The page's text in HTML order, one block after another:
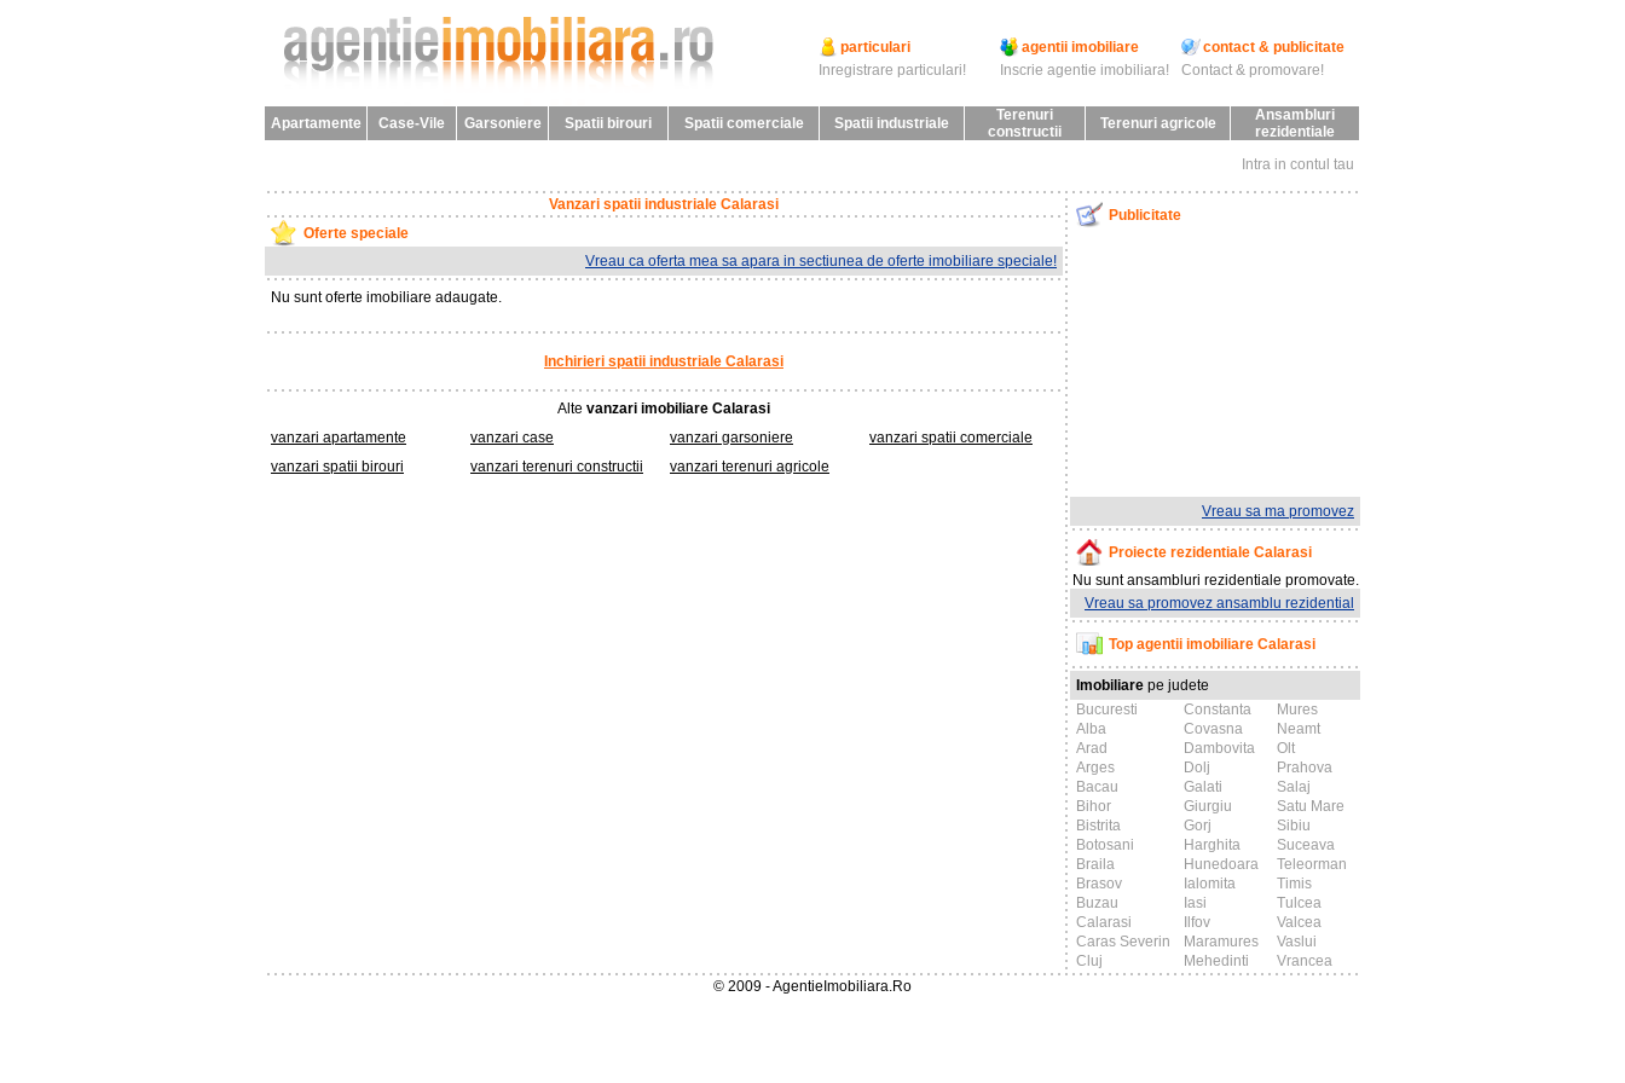
particulari agentii imobiliare
contact & publicitate
Inregistrare particulari!
Inscrie agentie imobiliara! Contact & promovare!
Apartamente Case-Vile Garsoniere Spatii birouri Spatii comerciale Spatii industriale
Terenuri
constructii
Terenuri agricole
Ansambluri
rezidentiale
Intra in contul tau
Vanzari spatii industriale Calarasi
Oferte speciale
Vreau ca oferta mea sa apara in sectiunea de oferte imobiliare speciale!
Nu sunt oferte imobiliare adaugate.
Inchirieri spatii industriale Calarasi
Alte vanzari imobiliare Calarasi
vanzari apartamente
vanzari case vanzari garsoniere
vanzari spatii comerciale
vanzari spatii birouri
vanzari terenuri constructii vanzari terenuri agricole
Publicitate
Vreau sa ma promovez
Proiecte rezidentiale Calarasi
Nu sunt ansambluri rezidentiale promovate.
Vreau sa promovez ansamblu rezidential
Top agentii imobiliare Calarasi
Imobiliare pe judete
Bucuresti
Constanta
Mures
Alba
Covasna
Neamt
Arad
Dambovita
Olt
Arges
Dolj
Prahova
Bacau
Galati
Salaj
Bihor
Giurgiu
Satu Mare
Bistrita
Gorj
Sibiu
Botosani
Harghita
Suceava
Braila
Hunedoara
Teleorman
Brasov
Ialomita
Timis
Buzau
Iasi
Tulcea
Calarasi
Ilfov
Valcea
Caras Severin
Maramures
Vaslui
Cluj
Mehedinti
Vrancea
© 2009 - AgentieImobiliara.Ro